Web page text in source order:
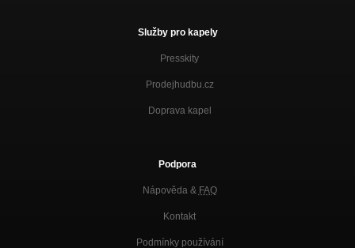
Služby pro kapely
Presskity
Prodejhudbu.cz
Doprava kapel
Podpora
Nápověda & FAQ
Kontakt
Podmínky používání